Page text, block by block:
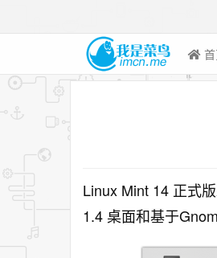
Linux Mint 14 正式
1.4 桌面和基于